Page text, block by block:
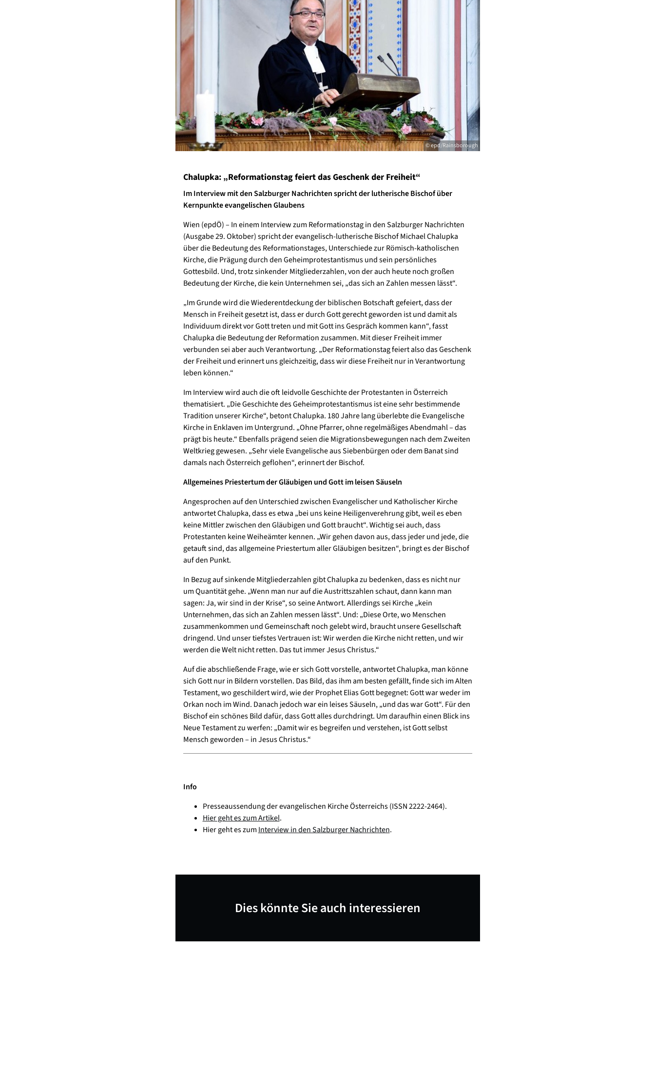
© epd/Rainsborough
Chalupka: „Reformationstag feiert das Geschenk der Freiheit“
Im Interview mit den Salzburger Nachrichten spricht der lutherische Bischof über
Kernpunkte evangelischen Glaubens
Wien (epdÖ) – In einem Interview zum Reformationstag in den Salzburger Nachrichten
(Ausgabe 29. Oktober) spricht der evangelisch-lutherische Bischof Michael Chalupka
über die Bedeutung des Reformationstages, Unterschiede zur Römisch-katholischen
Kirche, die Prägung durch den Geheimprotestantismus und sein persönliches
Gottesbild. Und, trotz sinkender Mitgliederzahlen, von der auch heute noch großen
Bedeutung der Kirche, die kein Unternehmen sei, „das sich an Zahlen messen lässt“.
„Im Grunde wird die Wiederentdeckung der biblischen Botschaft gefeiert, dass der
Mensch in Freiheit gesetzt ist, dass er durch Gott gerecht geworden ist und damit als
Individuum direkt vor Gott treten und mit Gott ins Gespräch kommen kann“, fasst
Chalupka die Bedeutung der Reformation zusammen. Mit dieser Freiheit immer
verbunden sei aber auch Verantwortung. „Der Reformationstag feiert also das Geschenk
der Freiheit und erinnert uns gleichzeitig, dass wir diese Freiheit nur in Verantwortung
leben können.“
Im Interview wird auch die oft leidvolle Geschichte der Protestanten in Österreich
thematisiert. „Die Geschichte des Geheimprotestantismus ist eine sehr bestimmende
Tradition unserer Kirche“, betont Chalupka. 180 Jahre lang überlebte die Evangelische
Kirche in Enklaven im Untergrund. „Ohne Pfarrer, ohne regelmäßiges Abendmahl – das
prägt bis heute.“ Ebenfalls prägend seien die Migrationsbewegungen nach dem Zweiten
Weltkrieg gewesen. „Sehr viele Evangelische aus Siebenbürgen oder dem Banat sind
damals nach Österreich geflohen“, erinnert der Bischof.
Allgemeines Priestertum der Gläubigen und Gott im leisen Säuseln
Angesprochen auf den Unterschied zwischen Evangelischer und Katholischer Kirche
antwortet Chalupka, dass es etwa „bei uns keine Heiligenverehrung gibt, weil es eben
keine Mittler zwischen den Gläubigen und Gott braucht“. Wichtig sei auch, dass
Protestanten keine Weiheämter kennen. „Wir gehen davon aus, dass jeder und jede, die
getauft sind, das allgemeine Priestertum aller Gläubigen besitzen“, bringt es der Bischof
auf den Punkt.
In Bezug auf sinkende Mitgliederzahlen gibt Chalupka zu bedenken, dass es nicht nur
um Quantität gehe. „Wenn man nur auf die Austrittszahlen schaut, dann kann man
sagen: Ja, wir sind in der Krise“, so seine Antwort. Allerdings sei Kirche „kein
Unternehmen, das sich an Zahlen messen lässt“. Und: „Diese Orte, wo Menschen
zusammenkommen und Gemeinschaft noch gelebt wird, braucht unsere Gesellschaft
dringend. Und unser tiefstes Vertrauen ist: Wir werden die Kirche nicht retten, und wir
werden die Welt nicht retten. Das tut immer Jesus Christus.“
Auf die abschließende Frage, wie er sich Gott vorstelle, antwortet Chalupka, man könne
sich Gott nur in Bildern vorstellen. Das Bild, das ihm am besten gefällt, finde sich im Alten
Testament, wo geschildert wird, wie der Prophet Elias Gott begegnet: Gott war weder im
Orkan noch im Wind. Danach jedoch war ein leises Säuseln, „und das war Gott“. Für den
Bischof ein schönes Bild dafür, dass Gott alles durchdringt. Um daraufhin einen Blick ins
Neue Testament zu werfen: „Damit wir es begreifen und verstehen, ist Gott selbst
Mensch geworden – in Jesus Christus.“
Info
Presseaussendung der evangelischen Kirche Österreichs (ISSN 2222-2464).
Hier geht es zum Artikel.
Hier geht es zumInterview in den Salzburger Nachrichten.
Dies könnte Sie auch interessieren